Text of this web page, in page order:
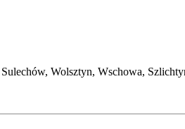
Wolsztyn, Wschowa,